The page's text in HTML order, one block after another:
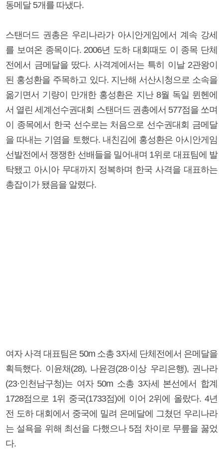
동메달 5개를 따냈다.
스탠더드 권총은 우리나라가 아시안게임에서 계속 강세
를 보여온 종목이다. 2006년 도하 대회때도 이 종목 단체
전에서 금메달을 땄다. 사격계에서는 특히 이날 2관왕이
된 홍성환을 주목하고 있다. 지난해 서산시청으로 소속을
옮기면서 기량이 만개한 홍성환은 지난 8월 독일 뮌헨에
서 열린 세계선수권대회 스탠더드 권총에서 577점을 쏘며
이 종목에서 한국 선수로는 처음으로 선수권대회 금메달
을 따내는 기염을 토했다. 내친김에 홍성환은 아시안게임
선발전에서 쟁쟁한 선배들을 밀어내며 1위로 대표팀에 발
탁됐고 아시아 무대까지 정복하며 한국 사격을 대표하는
총잡이가 됐음을 알렸다.
여자 사격 대표팀은 50m 소총 3자세 단체전에서 은메달을
획득했다. 이윤채(28), 나윤경(28·이상 우리은행), 권나라
(23·인천남구청)는 여자 50m 소총 3자세 본선에서 합계
1728점으로 1위 중국(1733점)에 이어 2위에 올랐다. 4년
전 도하 대회에서 중국에 밀려 은메달에 그쳤던 우리나라
는 설욕을 위해 최선을 다했으나 5점 차이로 무릎을 꿇었
다.